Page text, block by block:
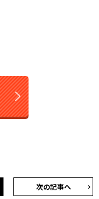
次の記事へ